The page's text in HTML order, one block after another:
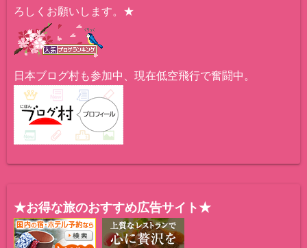
ろしくお願いします。★
日本ブログ村も参加中、現在低空飛行で奮闘中。
★お得な旅のおすすめ広告サイト★